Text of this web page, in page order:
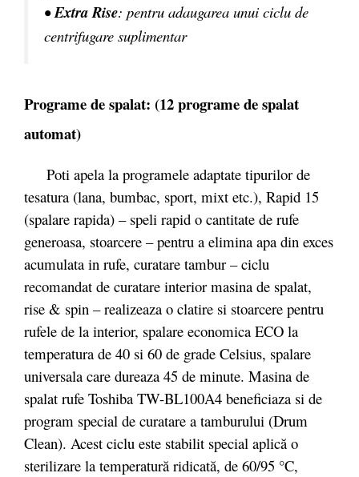
•Extra Rise: pentru adaugarea unui ciclu de
centrifugare suplimentar
Programe de spalat: (12 programe de spalat
automat)
Poti apela la programele adaptate tipurilor de
tesatura (lana, bumbac, sport, mixt etc.), Rapid 15
(spalare rapida) – speli rapid o cantitate de rufe
generoasa, stoarcere – pentru a elimina apa din exces
acumulata in rufe, curatare tambur – ciclu
recomandat de curatare interior masina de spalat,
rise & spin – realizeaza o clatire si stoarcere pentru
rufele de la interior, spalare economica ECO la
temperatura de 40 si 60 de grade Celsius, spalare
universala care dureaza 45 de minute. Masina de
spalat rufe Toshiba TW-BL100A4 beneficiaza si de
program special de curatare a tamburului (Drum
Clean). Acest ciclu este stabilit special aplică o
sterilizare la temperatură ridicată, de 60/95 °C,